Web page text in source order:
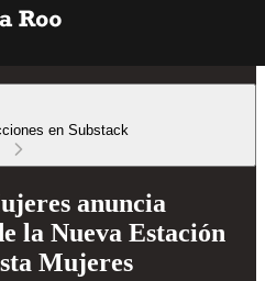
en Substack
anuncia
la Nueva Estación
Mujeres